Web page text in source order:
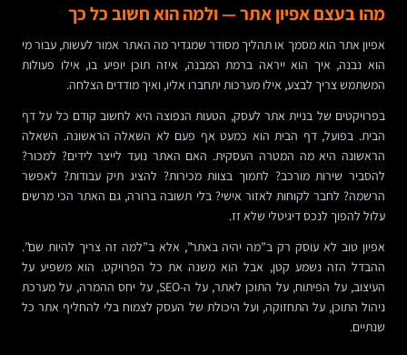
מהו בעצם אפיון אתר — ולמה הוא חשוב כל כך
אפיון אתר הוא מסמך או תהליך מסודר שמגדיר מה האתר אמור לעשות, עבור מי
הוא נבנה, איך הוא ייראה ברמת המבנה, איזה תוכן יופיע בו, אילו פעולות
המשתמש צריך לבצע, אילו מערכות יתחברו אליו, ואיך מודדים הצלחה.
בפרויקטים של בניית אתר לעסק, הטעות הנפוצה היא לחשוב קודם כל על דף
הבית. בפועל, דף הבית הוא כמעט אף פעם לא השאלה הראשונה. השאלה
הראשונה היא מה המטרה העסקית. האם האתר נועד לייצר לידים? למכור?
להסביר שירות מורכב? לתמוך בצוות מכירות? להציג תיק עבודות? לאפשר
הרשמה? לחבר לקוחות לאזור אישי? בלי תשובה ברורה, גם האתר הכי מרשים
עלול להפוך לנכס דיגיטלי שלא זז.
אפיון טוב לא עוסק רק ב”מה יהיה באתר”, אלא ב”למה זה צריך להיות שם”.
ההבדל הזה נשמע קטן, אבל הוא משנה את כל הפרויקט. הוא משפיע על
העיצוב, על הפיתוח, על התוכן לאתר, על ה-SEO, על יחס ההמרה, על מערכת
ניהול התוכן, על התחזוקה, ועל היכולת של העסק לצמוח בלי להחליף אתר כל
שנתיים.